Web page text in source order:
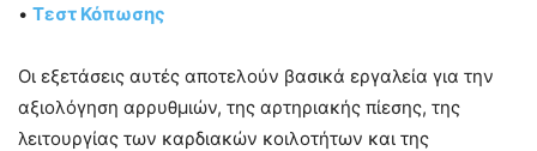
• Τεστ Κόπωσης
Οι εξετάσεις αυτές αποτελούν βασικά εργαλεία για την
αξιολόγηση αρρυθμιών, της αρτηριακής πίεσης, της
λειτουργίας των καρδιακών κοιλοτήτων και της